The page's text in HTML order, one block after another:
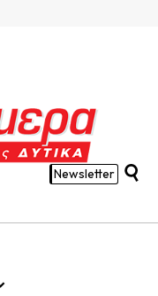
Newsletter